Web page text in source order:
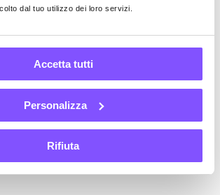
dal tuo utilizzo dei loro servizi.
Accetta tutti
Personalizza
Rifiuta
a quanto si potrebbe
è necessaria una notevole
denaro per guadagnare un
Per stabilire questo punto,
scegli quella più adatta alla tua